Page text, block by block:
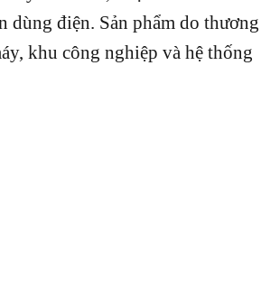
dùng điện. Sản phẩm do thương
khu công nghiệp và hệ thống